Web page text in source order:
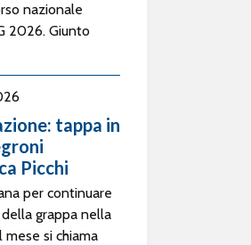
nazionale
2026. Giunto
tappa in
Picchi
per continuare
grappa nella
si chiama